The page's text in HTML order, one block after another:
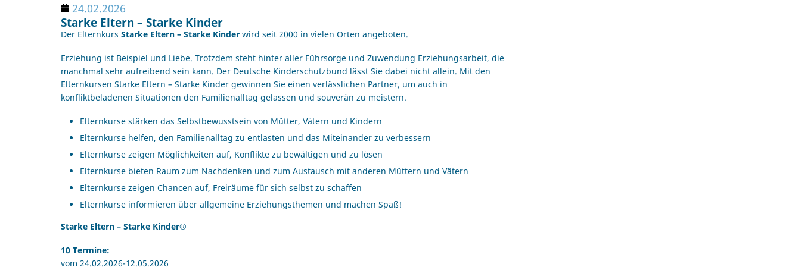
24.02.2026
Starke Eltern – Starke Kinder
Der Elternkurs Starke Eltern – Starke Kinder wird seit 2000 in vielen Orten angeboten.
Erziehung ist Beispiel und Liebe. Trotzdem steht hinter aller Führsorge und Zuwendung Erziehungsarbeit, die
manchmal sehr aufreibend sein kann. Der Deutsche Kinderschutzbund lässt Sie dabei nicht allein. Mit den
Elternkursen Starke Eltern – Starke Kinder gewinnen Sie einen verlässlichen Partner, um auch in
konfliktbeladenen Situationen den Familienalltag gelassen und souverän zu meistern.
Elternkurse stärken das Selbstbewusstsein von Mütter, Vätern und Kindern
Elternkurse helfen, den Familienalltag zu entlasten und das Miteinander zu verbessern
Elternkurse zeigen Möglichkeiten auf, Konflikte zu bewältigen und zu lösen
Elternkurse bieten Raum zum Nachdenken und zum Austausch mit anderen Müttern und Vätern
Elternkurse zeigen Chancen auf, Freiräume für sich selbst zu schaffen
Elternkurse informieren über allgemeine Erziehungsthemen und machen Spaß!
Starke Eltern – Starke Kinder®
10 Termine:
vom 24.02.2026-12.05.2026